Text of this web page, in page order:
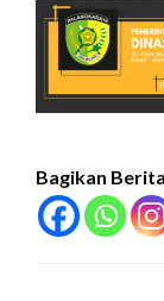
Bagikan Berita